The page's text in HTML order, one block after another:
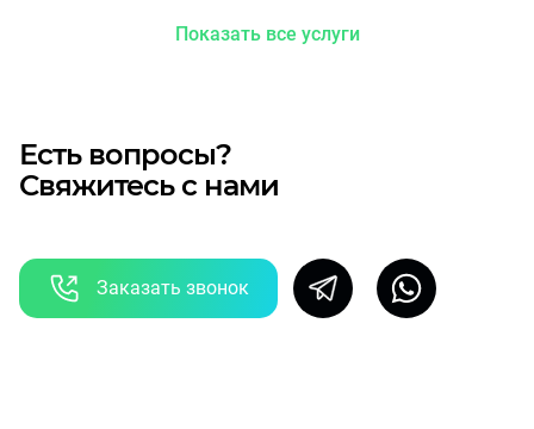
Показать все услуги
Есть вопросы?
Свяжитесь с нами
Заказать звонок